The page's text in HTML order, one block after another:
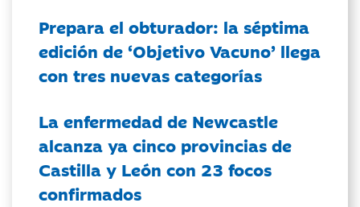
Prepara el obturador: la séptima
edición de ‘Objetivo Vacuno’ llega
con tres nuevas categorías
La enfermedad de Newcastle
alcanza ya cinco provincias de
Castilla y León con 23 focos
confirmados